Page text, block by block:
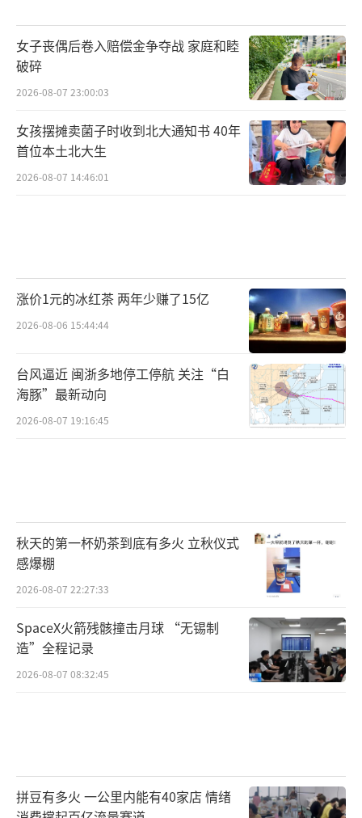
女子丧偶后卷入赔偿金争夺战 家庭和睦
破碎
2026-08-07 23:00:03
女孩摆摊卖菌子时收到北大通知书 40年
首位本土北大生
2026-08-07 14:46:01
涨价1元的冰红茶 两年少赚了15亿
2026-08-06 15:44:44
台风逼近 闽浙多地停工停航 关注“白
海豚”最新动向
2026-08-07 19:16:45
秋天的第一杯奶茶到底有多火 立秋仪式
感爆棚
2026-08-07 22:27:33
SpaceX火箭残骸撞击月球 “无锡制
造”全程记录
2026-08-07 08:32:45
拼豆有多火 一公里内能有40家店 情绪